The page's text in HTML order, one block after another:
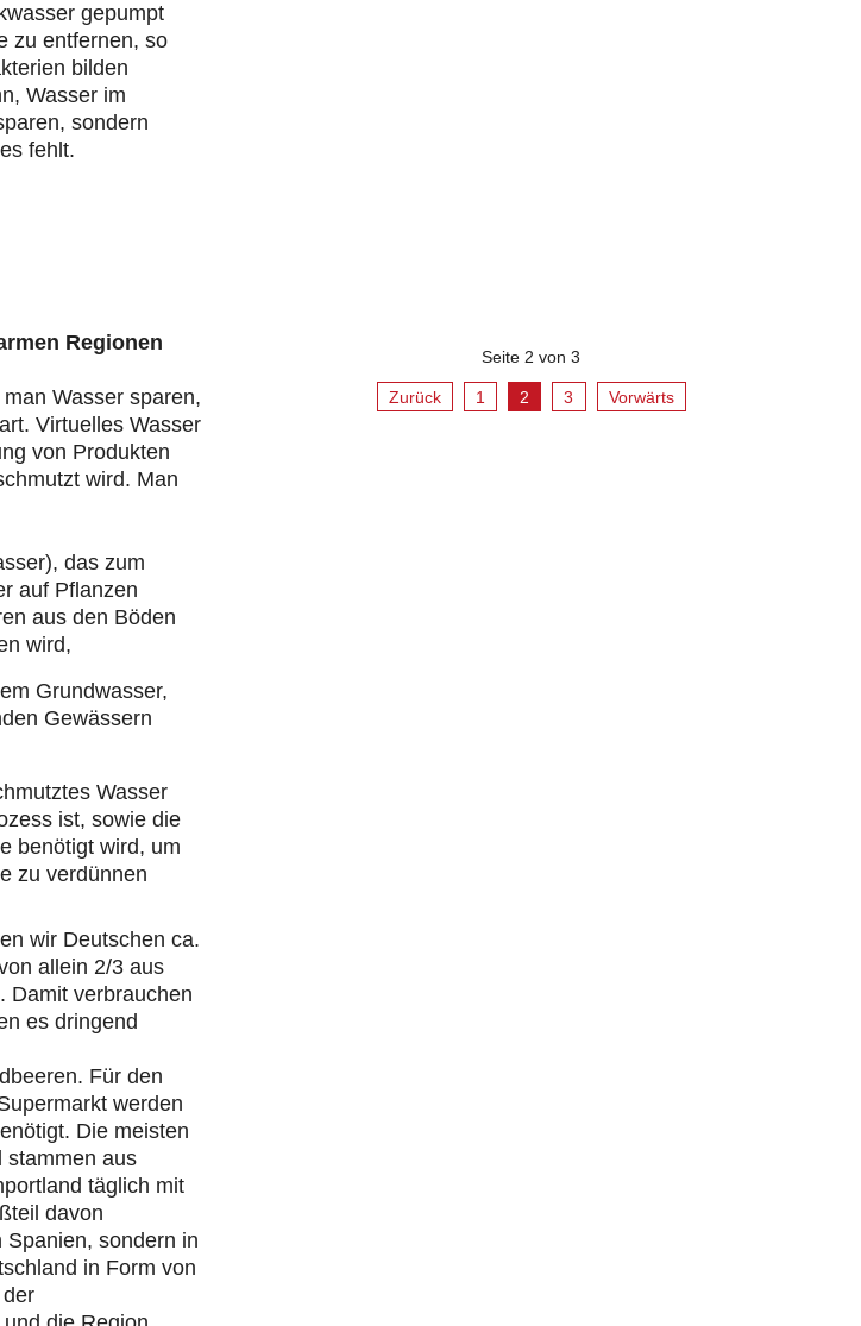
gepumpt
zu entfernen, so
bilden
Wasser im
sondern
fehlt.
Regionen
Wasser sparen,
Virtuelles Wasser
von Produkten
wird. Man
das zum
auf Pflanzen
aus den Böden
wird,
Grundwasser,
Gewässern
Wasser
ist, sowie die
benötigt wird, um
zu verdünnen
wir Deutschen ca.
allein 2/3 aus
Damit verbrauchen
es dringend
Für den
werden
Die meisten
stammen aus
täglich mit
davon
sondern in
in Form von
Seite 2 von 3
Zurück 1 2 3 Vorwärts